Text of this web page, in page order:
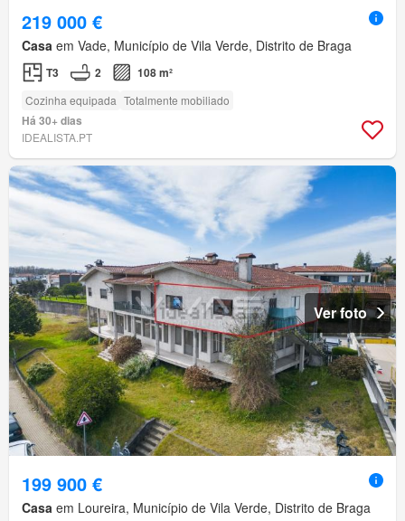
219 000 €
Casa em Vade, Município de Vila Verde, Distrito de Braga
T3 2 108 m²
Cozinha equipada Totalmente mobiliado
Há 30+ dias
IDEALISTA.PT
Ver foto
199 900 €
Casa em Loureira, Município de Vila Verde, Distrito de Braga